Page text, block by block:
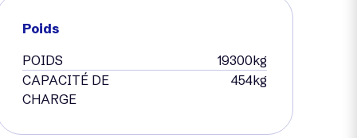
Poids
POIDS
19300kg
CAPACITÉ DE
CHARGE
454kg